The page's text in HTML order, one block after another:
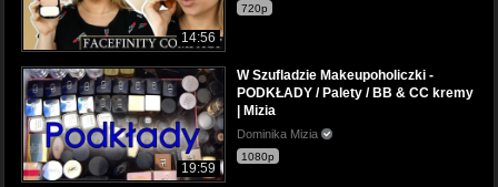
14:56
720p
19:59
W Szufladzie Makeupoholiczki -
PODKŁADY / Palety / BB & CC kremy
| Mizia
Dominika Mizia
1080p